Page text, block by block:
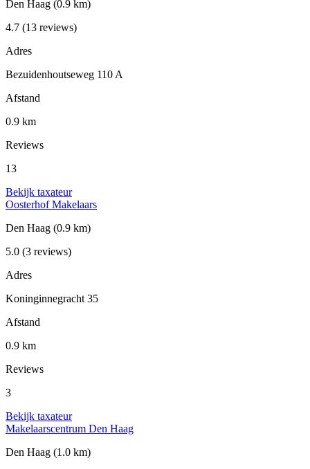
Den Haag (0.9 km)
4.7 (13 reviews)
Adres
Bezuidenhoutseweg 110 A
Afstand
0.9 km
Reviews
13
Bekijk taxateur
Oosterhof Makelaars
Den Haag (0.9 km)
5.0 (3 reviews)
Adres
Koninginnegracht 35
Afstand
0.9 km
Reviews
3
Bekijk taxateur
Makelaarscentrum Den Haag
Den Haag (1.0 km)